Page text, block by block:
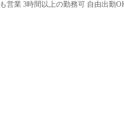
業 3時間以上の勤務可 自由出勤